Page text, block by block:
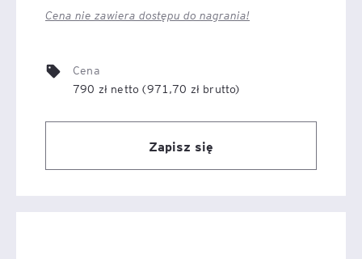
Cena nie zawiera dostępu do nagrania!
Cena
790 zł netto (971,70 zł brutto)
Zapisz się